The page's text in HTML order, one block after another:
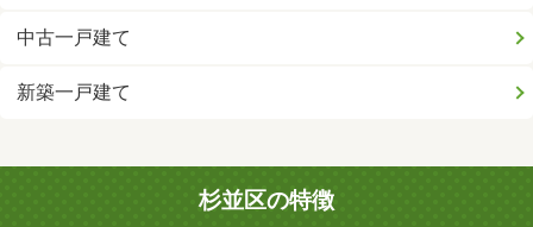
中古一戸建て
新築一戸建て
杉並区の特徴